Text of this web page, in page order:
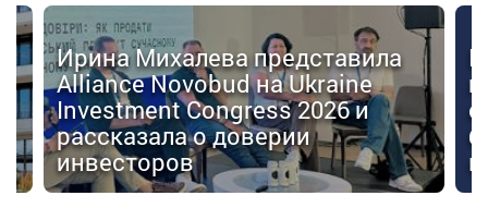
Ирина Михалева представила
Alliance Novobud на Ukraine
Investment Congress 2026 и
рассказала о доверии
инвесторов